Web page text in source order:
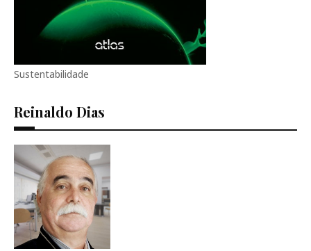
Sustentabilidade
Reinaldo Dias